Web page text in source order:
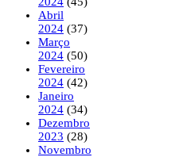
Abril
2024 (37)
Março
2024 (50)
Fevereiro
2024 (42)
Janeiro
2024 (34)
Dezembro
2023 (28)
Novembro